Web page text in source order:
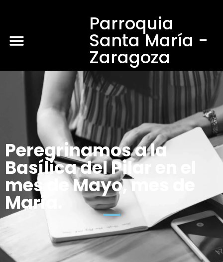
Parroquia
Santa María -
Zaragoza
Peregrinamos a la
Basílica del Pilar en el
mes de Mayo, mes de
María.